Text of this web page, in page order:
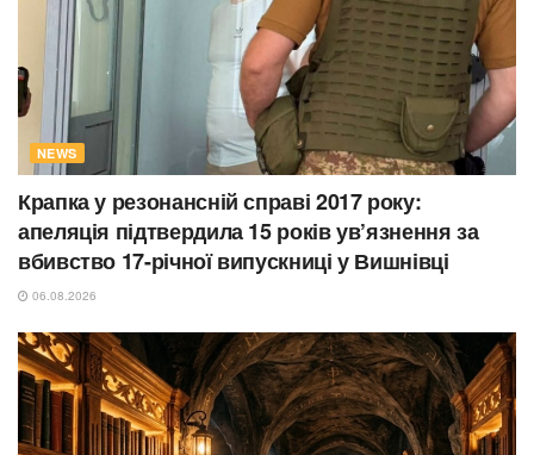
NEWS
Крапка у резонансній справі 2017 року:
апеляція підтвердила 15 років ув’язнення за
вбивство 17-річної випускниці у Вишнівці
06.08.2026